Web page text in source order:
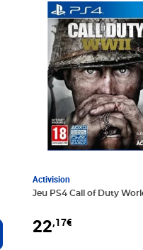
au panier
Activision
Jeu PS4 Call of Duty
22,17€
Prix 22,17€